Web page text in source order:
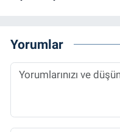
Yorumlar